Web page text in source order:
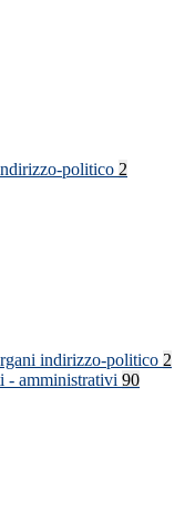
politico 2
indirizzo-politico 2
- amministrativi 90